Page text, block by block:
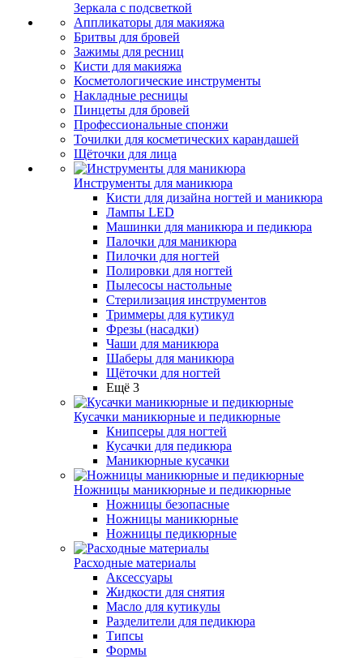
Зеркала с подсветкой
Аппликаторы для макияжа
Бритвы для бровей
Зажимы для ресниц
Кисти для макияжа
Косметологические инструменты
Накладные ресницы
Пинцеты для бровей
Профессиональные спонжи
Точилки для косметических карандашей
Щёточки для лица
Инструменты для маникюра
Кисти для дизайна ногтей и маникюра
Лампы LED
Машинки для маникюра и педикюра
Палочки для маникюра
Пилочки для ногтей
Полировки для ногтей
Пылесосы настольные
Стерилизация инструментов
Триммеры для кутикул
Фрезы (насадки)
Чаши для маникюра
Шаберы для маникюра
Щёточки для ногтей
Ещё 3
Кусачки маникюрные и педикюрные
Книпсеры для ногтей
Кусачки для педикюра
Маникюрные кусачки
Ножницы маникюрные и педикюрные
Ножницы безопасные
Ножницы маникюрные
Ножницы педикюрные
Расходные материалы
Аксессуары
Жидкости для снятия
Масло для кутикулы
Разделители для педикюра
Типсы
Формы